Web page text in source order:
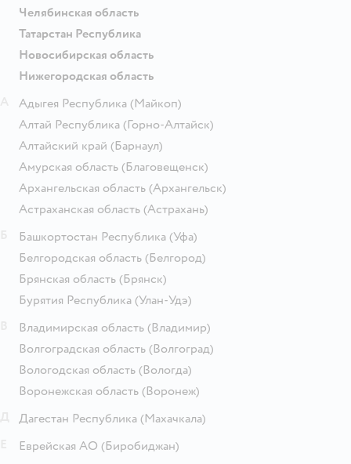
Челябинская область
Татарстан Республика
Новосибирская область
Нижегородская область
Адыгея Республика (Майкоп)
Алтай Республика (Горно-Алтайск)
Алтайский край (Барнаул)
Амурская область (Благовещенск)
Архангельская область (Архангельск)
Астраханская область (Астрахань)
Башкортостан Республика (Уфа)
Белгородская область (Белгород)
Брянская область (Брянск)
Бурятия Республика (Улан-Удэ)
Владимирская область (Владимир)
Волгоградская область (Волгоград)
Вологодская область (Вологда)
Воронежская область (Воронеж)
Дагестан Республика (Махачкала)
Еврейская АО (Биробиджан)